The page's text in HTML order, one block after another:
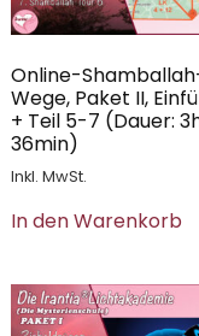
Online-
Wege, Paket II,
+ Teil 5-7 (Dauer:
36min)
Inkl. MwSt.
In den Warenkorb